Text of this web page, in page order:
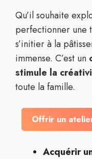
Qu’il souhaite
perfectionner une
s’initier à la
immense. C’est un
stimule la
toute la famille.
Offrir un
Acquérir